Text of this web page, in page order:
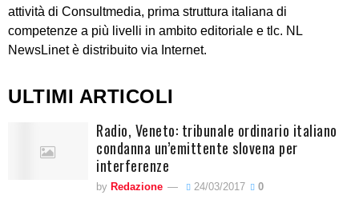
attività di Consultmedia, prima struttura italiana di
competenze a più livelli in ambito editoriale e tlc. NL
NewsLinet è distribuito via Internet.
ULTIMI ARTICOLI
Radio, Veneto: tribunale ordinario italiano
condanna un’emittente slovena per
interferenze
by Redazione 24/03/2017 0